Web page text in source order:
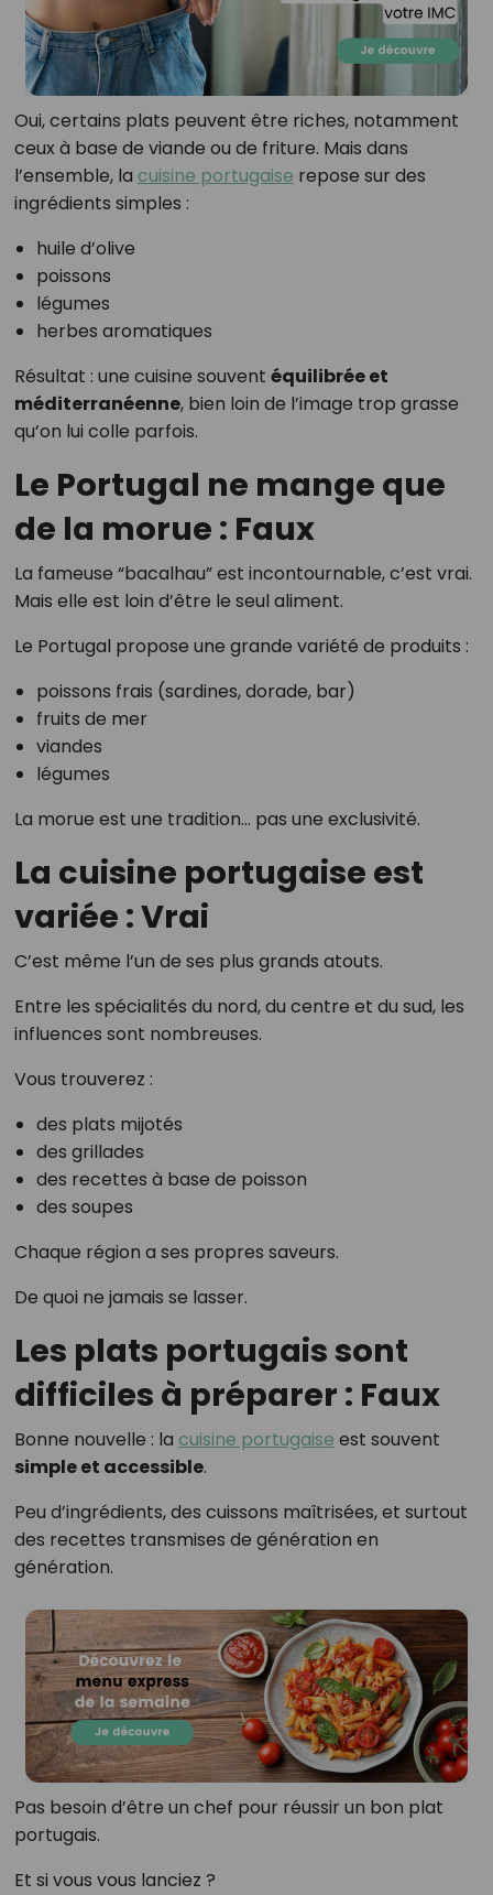
Oui, certains plats peuvent être riches, notamment
ceux à base de viande ou de friture. Mais dans
l’ensemble, la cuisine portugaise repose sur des
ingrédients simples :
huile d’olive
poissons
légumes
herbes aromatiques
Résultat : une cuisine souvent équilibrée et
méditerranéenne, bien loin de l’image trop grasse
qu’on lui colle parfois.
Le Portugal ne mange que
de la morue : Faux
La fameuse “bacalhau” est incontournable, c’est vrai.
Mais elle est loin d’être le seul aliment.
Le Portugal propose une grande variété de produits :
poissons frais (sardines, dorade, bar)
fruits de mer
viandes
légumes
La morue est une tradition… pas une exclusivité.
La cuisine portugaise est
variée : Vrai
C’est même l’un de ses plus grands atouts.
Entre les spécialités du nord, du centre et du sud, les
influences sont nombreuses.
Vous trouverez :
des plats mijotés
des grillades
des recettes à base de poisson
des soupes
Chaque région a ses propres saveurs.
De quoi ne jamais se lasser.
Les plats portugais sont
difficiles à préparer : Faux
Bonne nouvelle : la cuisine portugaise est souvent
simple et accessible.
Peu d’ingrédients, des cuissons maîtrisées, et surtout
des recettes transmises de génération en
génération.
Pas besoin d’être un chef pour réussir un bon plat
portugais.
Et si vous vous lanciez ?